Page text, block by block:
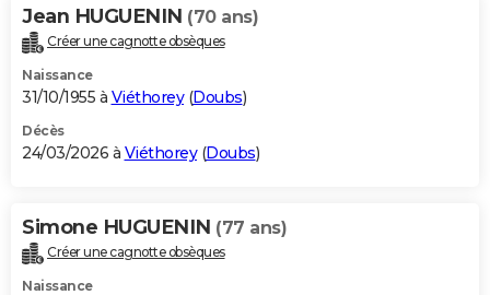
Jean HUGUENIN (70 ans)
Créer une cagnotte obsèques
Naissance
31/10/1955 à Viéthorey(Doubs)
Décès
24/03/2026 à Viéthorey(Doubs)
Simone HUGUENIN (77 ans)
Créer une cagnotte obsèques
Naissance